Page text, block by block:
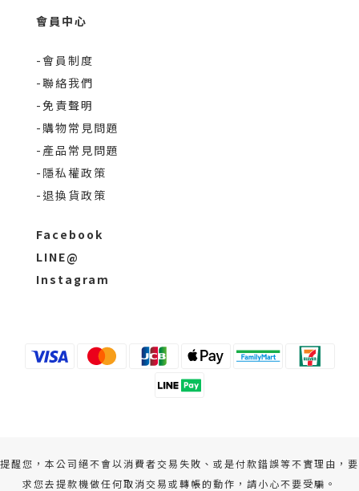
會員中心
-會員制度
-聯絡我們
-免責聲明
-購物常見問題
-產品常見問題
-隱私權政策
-退換貨政策
Facebook
LINE@
Instagram
提醒您，本公司絕不會以消費者交易失敗、或是付款錯誤等不實理由，要
求您去提款機做任何取消交易或轉帳的動作，請小心不要受騙。